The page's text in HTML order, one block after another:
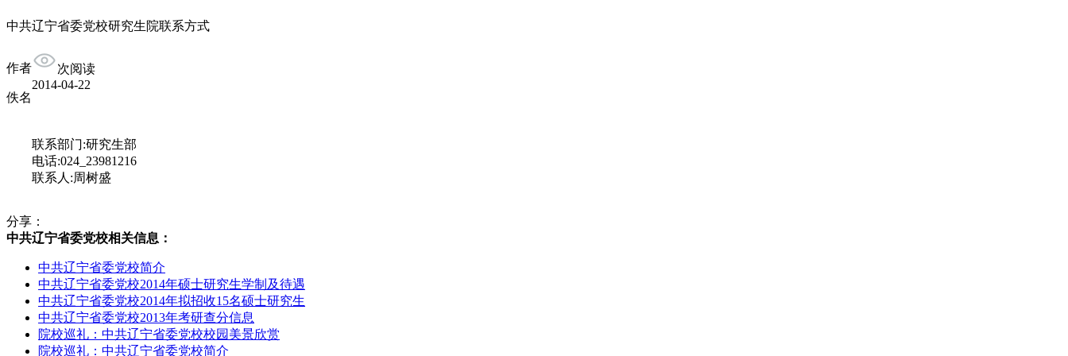
中共辽宁省委党校研究生院联系方式
作者
佚名
次阅读
2014-04-22
联系部门:研究生部
电话:024_23981216
联系人:周树盛
分享：
中共辽宁省委党校相关信息：
中共辽宁省委党校简介
中共辽宁省委党校2014年硕士研究生学制及待遇
中共辽宁省委党校2014年拟招收15名硕士研究生
中共辽宁省委党校2013年考研查分信息
院校巡礼：中共辽宁省委党校校园美景欣赏
院校巡礼：中共辽宁省委党校简介